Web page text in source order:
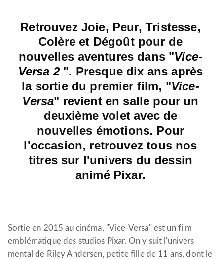
Retrouvez Joie, Peur, Tristesse,
Colère et Dégoût pour de
nouvelles aventures dans "Vice-
Versa 2 ". Presque dix ans après
la sortie du premier film, "Vice-
Versa" revient en salle pour un
deuxième volet avec de
nouvelles émotions. Pour
l'occasion, retrouvez tous nos
titres sur l'univers du dessin
animé Pixar.
Sortie en 2015 au cinéma, "Vice-Versa" est un film
emblématique des studios Pixar. On y suit l'univers
mental de Riley Andersen, petite fille de 11 ans, dont le